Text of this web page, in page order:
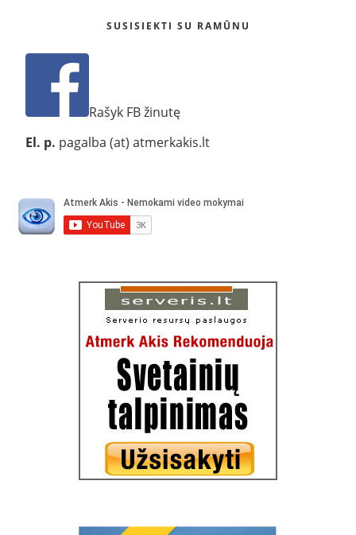
SUSISIEKTI SU RAMŪNU
Rašyk FB žinutę
El. p. pagalba (at) atmerkakis.lt